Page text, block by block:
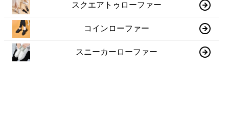
スクエアトゥローファー
コインローファー
スニーカーローファー